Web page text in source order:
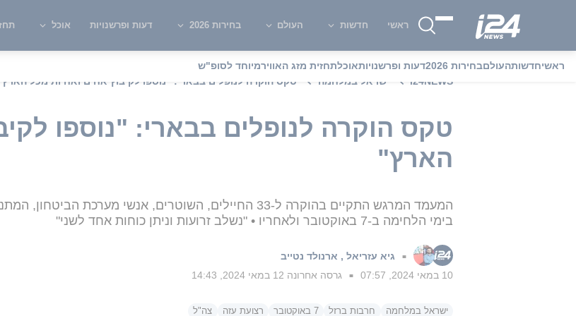
ראשי חדשות העולם בחירות 2026 דעות ופרשנויות אוכל
ראשיחדשותהעולםבחירות 2026 דעות ופרשנויותאוכלתחזית מזג האווירמיוחד לסופ"ש
i24NEWS
ישראל במלחמה טקס הוקרה לנופלים בבארי: "נוספו לקיבוץ אחים ואחיות מכל הארץ"
טקס הוקרה לנופלים בבארי: "נוספו
הארץ"
המעמד המרגש התקיים בהוקרה ל-33 החיילים, השוטרים, אנשי
בימי הלחימה ב-7 באוקטובר ולאחריו • "נשלב זרועות וניתן כוחות אחד לשני"
■ גיא עזריאל , ארנולד נטייב
10 במאי 2024, 07:57
■ גרסה אחרונה 12 במאי 2024, 14:43
ישראל במלחמה חרבות ברזל 7 באוקטובר רצועת עזה צה"ל